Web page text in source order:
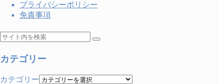
プライバシーポリシー
免責事項
カテゴリー
カテゴリー